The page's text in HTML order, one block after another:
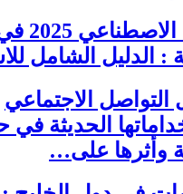
الذكاء
: الدليل الشامل
التواصل الاجتماعي
الحديثة في
وأثرها على…